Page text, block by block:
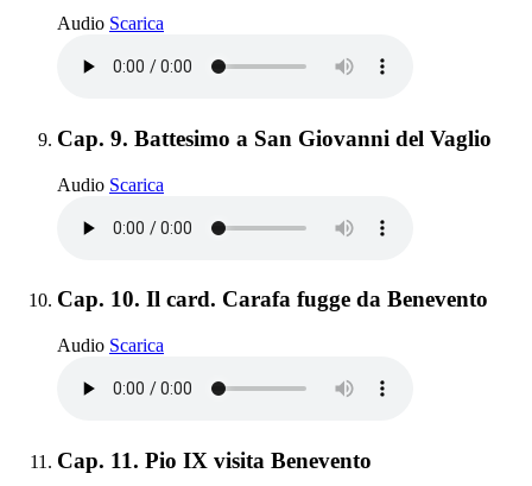
Audio Scarica
Elemento 9:
Cap. 9. Battesimo a San Giovanni del Vaglio
Audio Scarica
Elemento 10:
Cap. 10. Il card. Carafa fugge da Benevento
Audio Scarica
Elemento 11:
Cap. 11. Pio IX visita Benevento